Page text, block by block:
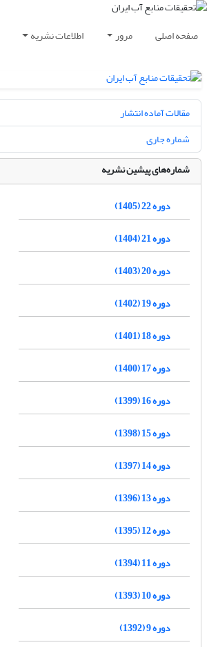
صفحه اصلی مرور اطلاعات نشریه
مقالات آماده انتشار
شماره جاری
شماره‌های پیشین نشریه
دوره 22 (1405)
دوره 21 (1404)
دوره 20 (1403)
دوره 19 (1402)
دوره 18 (1401)
دوره 17 (1400)
دوره 16 (1399)
دوره 15 (1398)
دوره 14 (1397)
دوره 13 (1396)
دوره 12 (1395)
دوره 11 (1394)
دوره 10 (1393)
دوره 9 (1392)